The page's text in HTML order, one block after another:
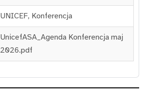
UNICEF, Konferencja
UnicefASA_Agenda Konferencja maj
2026.pdf